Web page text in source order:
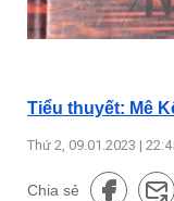
Tiểu thuyết: Mê
Thứ 2, 09.01.2023 |
Chia sẻ